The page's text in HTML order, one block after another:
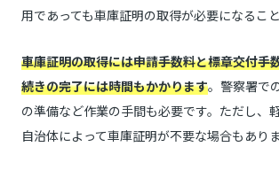
用であっても車庫証明の取得が必要になること
車庫証明の取得には申請手数料と標章交付手
続きの完了には時間もかかります。警察署で
の準備など作業の手間も必要です。ただし、
自治体によって車庫証明が不要な場合もありま